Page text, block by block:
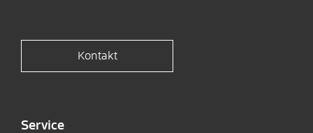
Kontakt
Service